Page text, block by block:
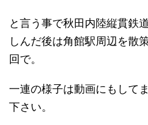
と言う事で秋田内陸縦貫鉄
しんだ後は角館駅周辺を散
回で。
一連の様子は動画にもして
下さい。